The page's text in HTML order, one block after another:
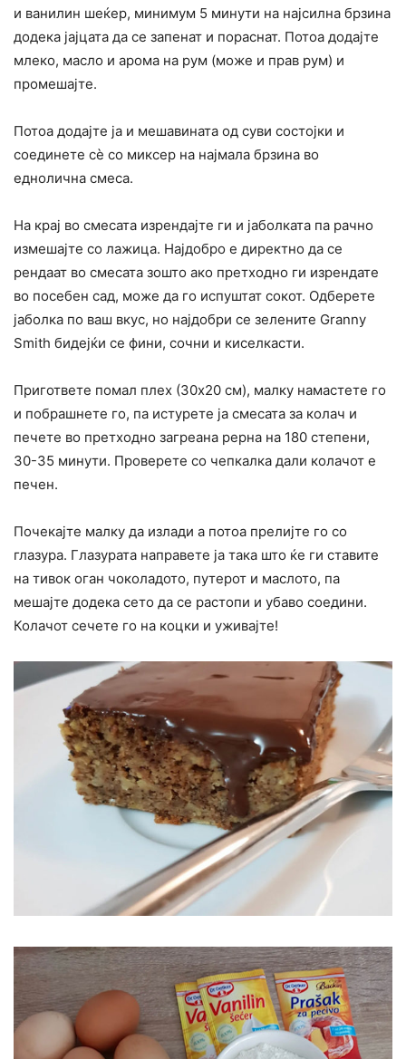
и ванилин шеќер, минимум 5 минути на најсилна брзина
додека јајцата да се запенат и пораснат. Потоа додајте
млеко, масло и арома на рум (може и прав рум) и
промешајте.
Потоа додајте ја и мешавината од суви состојки и
соединете сè со миксер на најмала брзина во
еднолична смеса.
На крај во смесата изрендајте ги и јаболката па рачно
измешајте со лажица. Најдобро е директно да се
рендаат во смесата зошто ако претходно ги изрендате
во посебен сад, може да го испуштат сокот. Одберете
јаболка по ваш вкус, но најдобри се зелените Granny
Smith бидејќи се фини, сочни и киселкасти.
Пригответе помал плех (30х20 см), малку намастете го
и побрашнете го, па истурете ја смесата за колач и
печете во претходно загреана рерна на 180 степени,
30-35 минути. Проверете со чепкалка дали колачот е
печен.
Почекајте малку да излади а потоа прелијте го со
глазура. Глазурата направете ја така што ќе ги ставите
на тивок оган чоколадото, путерот и маслото, па
мешајте додека сето да се растопи и убаво соедини.
Колачот сечете го на коцки и уживајте!